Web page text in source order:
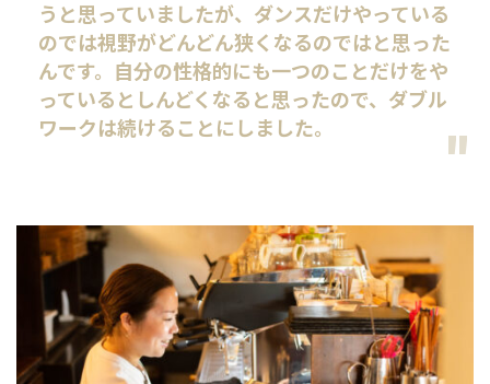
うと思っていましたが、ダンスだけやっている
のでは視野がどんどん狭くなるのではと思った
んです。自分の性格的にも一つのことだけをや
っているとしんどくなると思ったので、ダブル
ワークは続けることにしました。